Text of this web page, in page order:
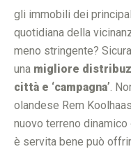
gli immobili dei
quotidiana della
meno stringente?
una migliore
città e ‘campagna’.
olandese Rem
nuovo terreno
è servita bene può